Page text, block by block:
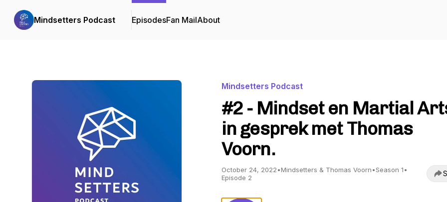
Mindsetters Podcast EpisodesFan MailAbout
Mindsetters Podcast
#2 - Mindset en Martial
in gesprek met Thomas
Voorn.
October 24, 2022•Mindsetters & Thomas Voorn•Season 1•
Episode 2